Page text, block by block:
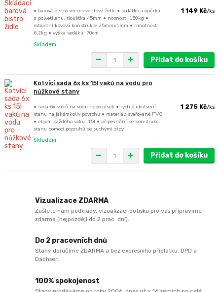
• barová bistro verze eventové židle • sedátko a opěrka
z polyetilenu, tloušťka 45mm • nosnost: 150kg •
robustní kovová konstrukce 25mmx1mm • hmotnost:
6,2kg • výška sedáku: 70cm
1 149 Kč/ks
Skladem
Přidat do košíku
Kotvící sada 6x ks 15l vaků na vodu pro
nůžkové stany
• sada 6x vaků na vodu nebo písek • rychlé ukotvení
stanu na jakémkoliv povrchu • materiál: svařované PVC
• objem každého vaku: 15l • připevnění ke konstrukci
stanu pomocí popruhů se suchými zipy
1 275 Kč/ks
Skladem
Přidat do košíku
Vizualizace ZDARMA
Zašlete nám podklady, vizualizaci potisku pro vás připravíme
zdarma (nejpozději do 2 prac. dní).
Do 2 pracovních dnů
Stany doručíme ZDARMA a bez expresního příplatku. DPD a
Dachser.
100% spokojenost